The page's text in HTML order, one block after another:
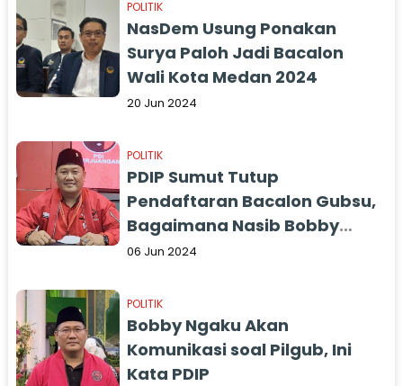
POLITIK
NasDem Usung Ponakan
Surya Paloh Jadi Bacalon
Wali Kota Medan 2024
20 Jun 2024
POLITIK
PDIP Sumut Tutup
Pendaftaran Bacalon Gubsu,
Bagaimana Nasib Bobby
Nasution?
06 Jun 2024
POLITIK
Bobby Ngaku Akan
Komunikasi soal Pilgub, Ini
Kata PDIP